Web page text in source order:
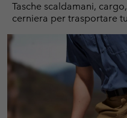
Tasche scaldamani,
cerniera per trasportare